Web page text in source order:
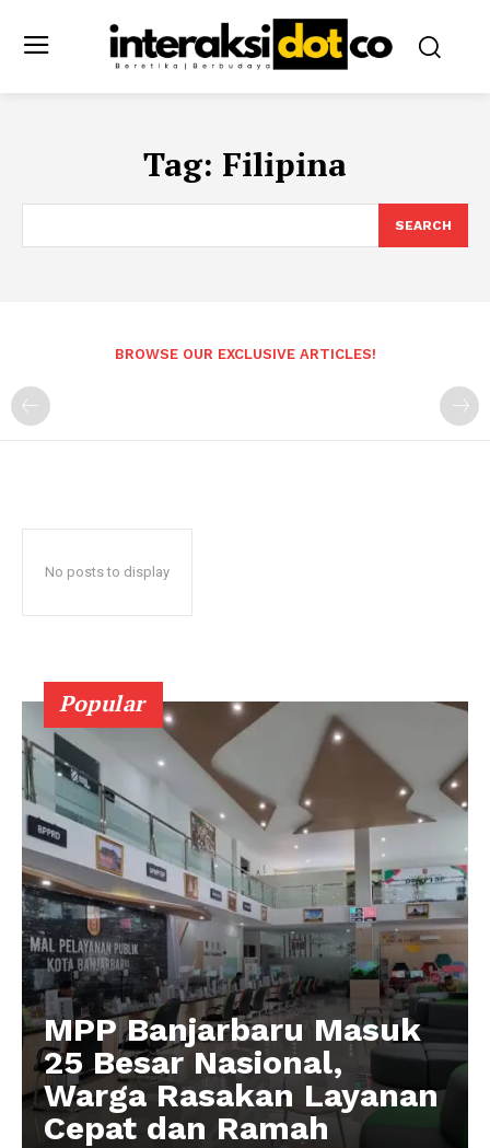
Tag: Filipina
SEARCH
BROWSE OUR EXCLUSIVE ARTICLES!
No posts to display
Popular
MPP Banjarbaru Masuk
25 Besar Nasional,
Warga Rasakan Layanan
Cepat dan Ramah